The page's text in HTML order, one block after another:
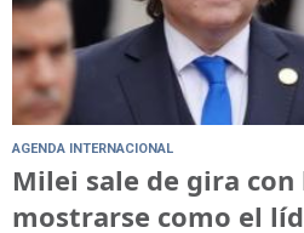
AGENDA INTERNACIONAL
Milei sale de gira
mostrarse como el